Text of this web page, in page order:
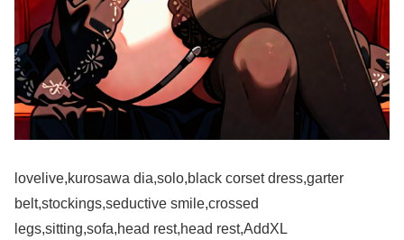
lovelive,kurosawa dia,solo,black corset dress,garter
belt,stockings,seductive smile,crossed
legs,sitting,sofa,head rest,head rest,AddXL